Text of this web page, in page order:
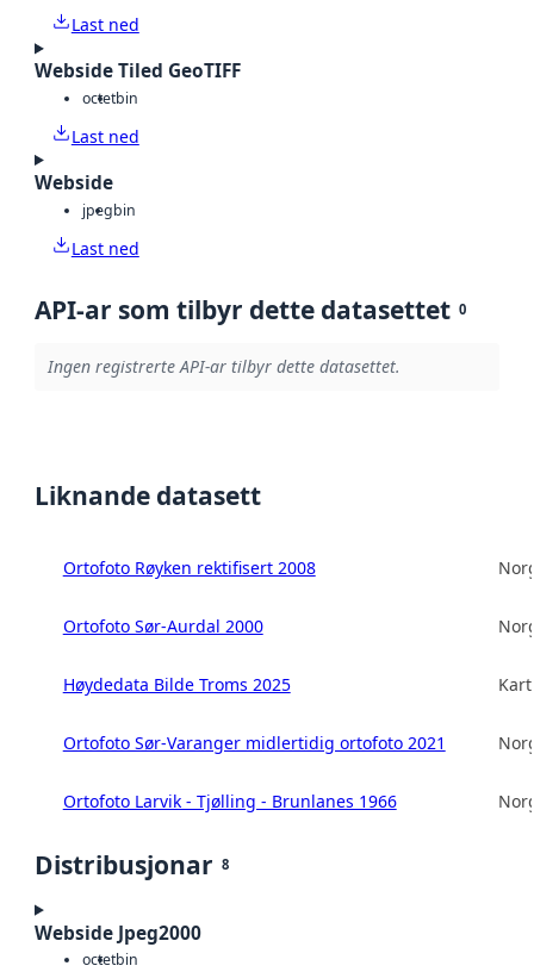
Last ned
Webside Tiled GeoTIFF
octetbin
Last ned
Webside
jpegbin
Last ned
API-ar som tilbyr dette datasettet 0
Ingen registrerte API-ar tilbyr dette datasettet.
Liknande datasett
Ortofoto Røyken rektifisert 2008
Ortofoto Sør-Aurdal 2000
Høydedata Bilde Troms 2025
Ortofoto Sør-Varanger midlertidig ortofoto 2021
Ortofoto Larvik - Tjølling - Brunlanes 1966
Distribusjonar 8
Webside Jpeg2000
octetbin